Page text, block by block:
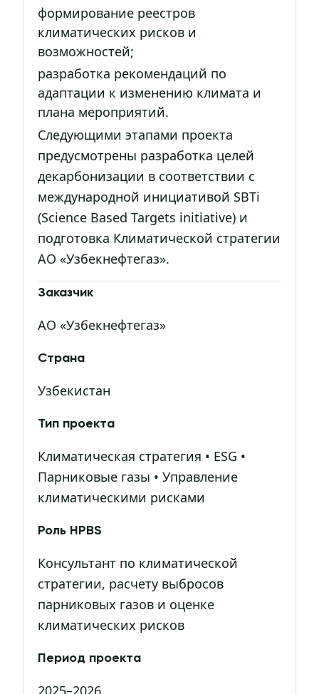
формирование реестров
климатических рисков и
возможностей;
разработка рекомендаций по
адаптации к изменению климата и
плана мероприятий.
Следующими этапами проекта
предусмотрены разработка целей
декарбонизации в соответствии с
международной инициативой SBTi
(Science Based Targets initiative) и
подготовка Климатической стратегии
АО «Узбекнефтегаз».
Заказчик
АО «Узбекнефтегаз»
Страна
Узбекистан
Тип проекта
Климатическая стратегия • ESG •
Парниковые газы • Управление
климатическими рисками
Роль HPBS
Консультант по климатической
стратегии, расчету выбросов
парниковых газов и оценке
климатических рисков
Период проекта
2025–2026